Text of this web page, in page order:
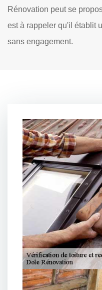
Rénovation peut se
est à rappeler qu'il établit
sans engagement.